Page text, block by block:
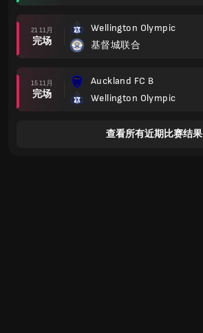
21 11月
完场
Wellington Olympic
基督城联合
15 11月
完场
Auckland FC B
Wellington Olympic
查看所有近期比赛结果